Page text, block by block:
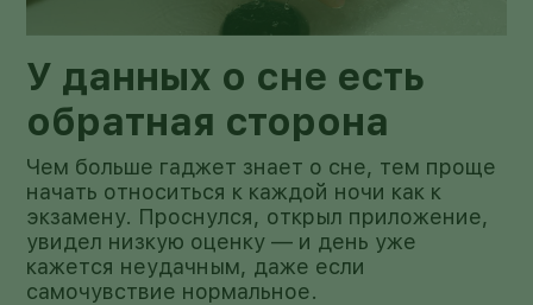
У данных о сне есть
обратная сторона
Чем больше гаджет знает о сне, тем проще
начать относиться к каждой ночи как к
экзамену. Проснулся, открыл приложение,
увидел низкую оценку — и день уже
кажется неудачным, даже если
самочувствие нормальное.